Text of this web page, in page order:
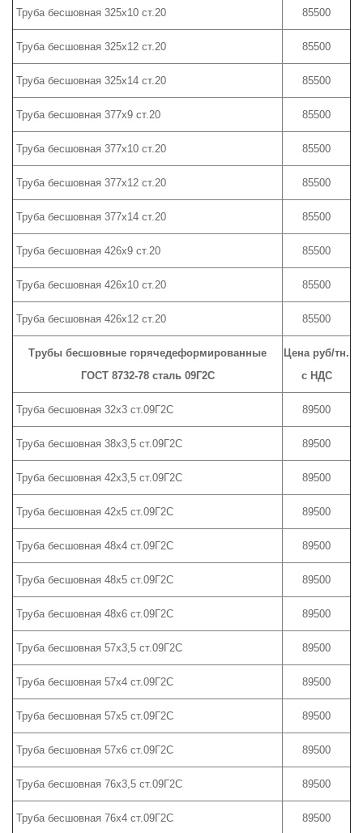
Труба бесшовная 325х10 ст.20 85500
Труба бесшовная 325х12 ст.20 85500
Труба бесшовная 325х14 ст.20 85500
Труба бесшовная 377х9 ст.20 85500
Труба бесшовная 377х10 ст.20 85500
Труба бесшовная 377х12 ст.20 85500
Труба бесшовная 377х14 ст.20 85500
Труба бесшовная 426х9 ст.20 85500
Труба бесшовная 426х10 ст.20 85500
Труба бесшовная 426х12 ст.20 85500
Трубы бесшовные горячедеформированные
ГОСТ 8732-78 сталь 09Г2С
Цена руб/тн.
с НДС
Труба бесшовная 32х3 ст.09Г2С 89500
Труба бесшовная 38х3,5 ст.09Г2С 89500
Труба бесшовная 42х3,5 ст.09Г2С 89500
Труба бесшовная 42х5 ст.09Г2С 89500
Труба бесшовная 48х4 ст.09Г2С 89500
Труба бесшовная 48х5 ст.09Г2С 89500
Труба бесшовная 48х6 ст.09Г2С 89500
Труба бесшовная 57х3,5 ст.09Г2С 89500
Труба бесшовная 57х4 ст.09Г2С 89500
Труба бесшовная 57х5 ст.09Г2С 89500
Труба бесшовная 57х6 ст.09Г2С 89500
Труба бесшовная 76х3,5 ст.09Г2С 89500
Труба бесшовная 76х4 ст.09Г2С 89500